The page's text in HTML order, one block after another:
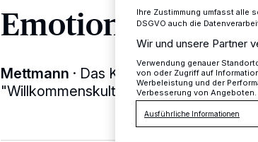
Emotionaler
Mettmann · Das Konrad-Heresbach-
"Willkommenskultur" jetzt mit
Ihre Zustimmung umfasst alle
DSGVO auch die
Wir und unsere Partner
Verwendung genauer
von oder Zugriff auf
Werbeleistung und der
Verbesserung von Angeboten.
Ausführliche Informationen